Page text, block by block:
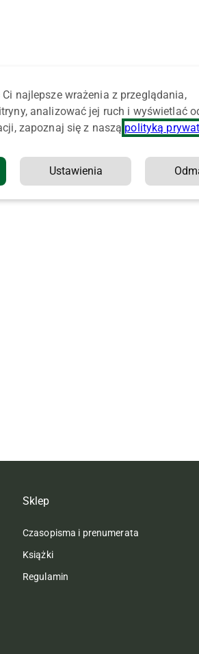
Sklep
Czasopisma i prenumerata
Książki
Regulamin
najlepsze wrażenia z przeglądania,
analizować jej ruch i wyświetlać
zapoznaj się z naszą polityką
Ustawienia